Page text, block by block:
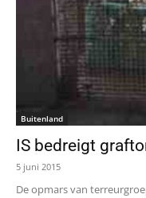
Buitenland
IS bedreigt
5 juni 2015
De opmars van